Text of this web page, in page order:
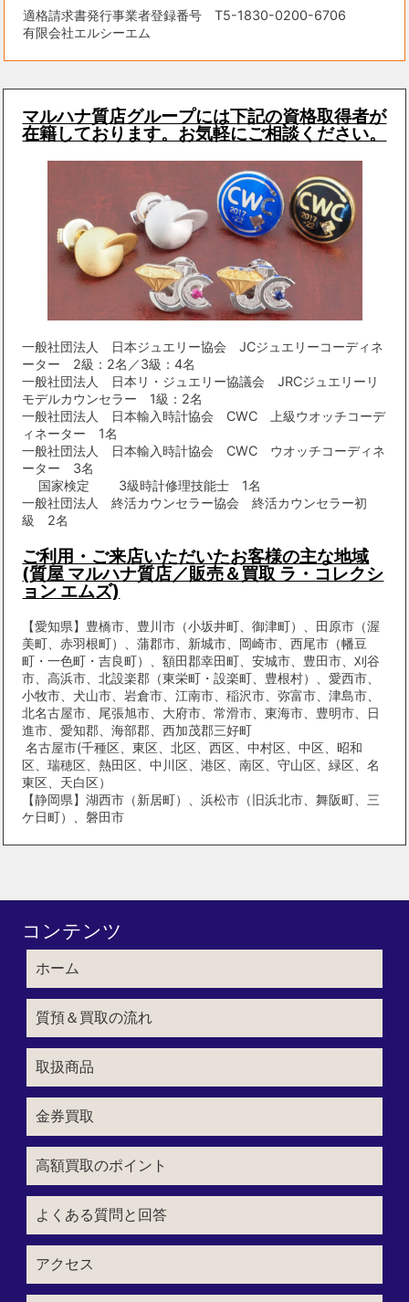
適格請求書発行事業者登録番号 T5-1830-0200-6706
有限会社エルシーエム
マルハナ質店グループには下記の資格取得者が
在籍しております。お気軽にご相談ください。
一般社団法人 日本ジュエリー協会 JCジュエリーコーディネ
ーター 2級：2名／3級：4名
一般社団法人 日本リ・ジュエリー協議会 JRCジュエリーリ
モデルカウンセラー 1級：2名
一般社団法人 日本輸入時計協会 CWC 上級ウオッチコーデ
ィネーター 1名
一般社団法人 日本輸入時計協会 CWC ウオッチコーディネ
ーター 3名
国家検定 3級時計修理技能士 1名
一般社団法人 終活カウンセラー協会 終活カウンセラー初
級 2名
ご利用・ご来店いただいたお客様の主な地域
(質屋 マルハナ質店／販売＆買取 ラ・コレクシ
ョン エムズ)
【愛知県】豊橋市、豊川市（小坂井町、御津町）、田原市（渥
美町、赤羽根町）、蒲郡市、新城市、岡崎市、西尾市（幡豆
町・一色町・吉良町）、額田郡幸田町、安城市、豊田市、刈谷
市、高浜市、北設楽郡（東栄町・設楽町、豊根村）、愛西市、
小牧市、犬山市、岩倉市、江南市、稲沢市、弥富市、津島市、
北名古屋市、尾張旭市、大府市、常滑市、東海市、豊明市、日
進市、愛知郡、海部郡、西加茂郡三好町
名古屋市(千種区、東区、北区、西区、中村区、中区、昭和
区、瑞穂区、熱田区、中川区、港区、南区、守山区、緑区、名
東区、天白区）
【静岡県】湖西市（新居町）、浜松市（旧浜北市、舞阪町、三
ケ日町）、磐田市
コンテンツ
ホーム
質預＆買取の流れ
取扱商品
金券買取
高額買取のポイント
よくある質問と回答
アクセス